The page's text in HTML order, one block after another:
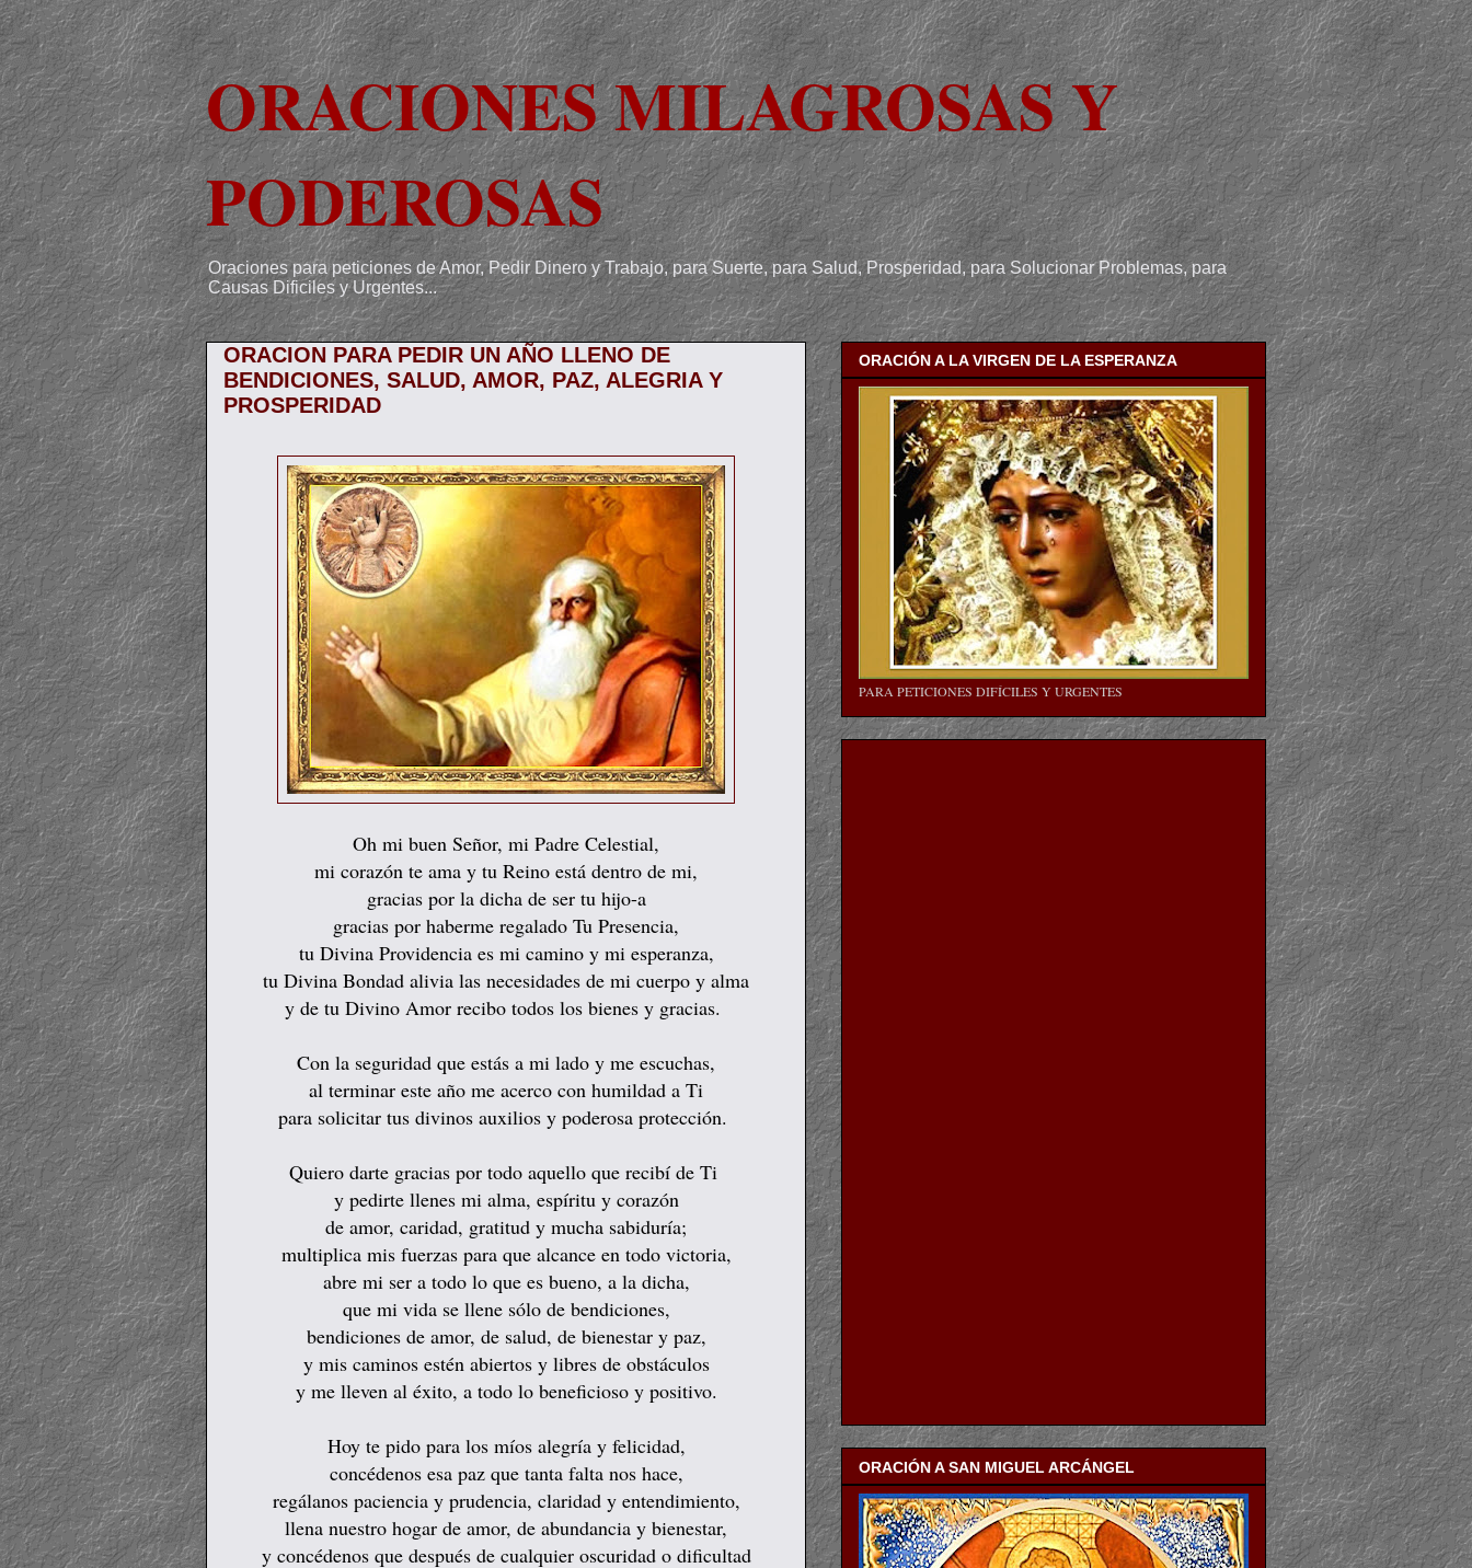
ORACIONES MILAGROSAS Y
PODEROSAS
Oraciones para peticiones de Amor, Pedir Dinero y Trabajo, para Suerte, para Salud, Prosperidad, para Solucionar Problemas, para
Causas Dificiles y Urgentes...
ORACION PARA PEDIR UN AÑO LLENO DE
BENDICIONES, SALUD, AMOR, PAZ, ALEGRIA Y
PROSPERIDAD
Oh mi buen Señor, mi Padre Celestial,
mi corazón te ama y tu Reino está dentro de mi,
gracias por la dicha de ser tu hijo-a
gracias por haberme regalado Tu Presencia,
tu Divina Providencia es mi camino y mi esperanza,
tu Divina Bondad alivia las necesidades de mi cuerpo y alma
y de tu Divino Amor recibo todos los bienes y gracias.
Con la seguridad que estás a mi lado y me escuchas,
al terminar este año me acerco con humildad a Ti
para solicitar tus divinos auxilios y poderosa protección.
Quiero darte gracias por todo aquello que recibí de Ti
y pedirte llenes mi alma, espíritu y corazón
de amor, caridad, gratitud y mucha sabiduría;
multiplica mis fuerzas para que alcance en todo victoria,
abre mi ser a todo lo que es bueno, a la dicha,
que mi vida se llene sólo de bendiciones,
bendiciones de amor, de salud, de bienestar y paz,
y mis caminos estén abiertos y libres de obstáculos
y me lleven al éxito, a todo lo beneficioso y positivo.
Hoy te pido para los míos alegría y felicidad,
concédenos esa paz que tanta falta nos hace,
regálanos paciencia y prudencia, claridad y entendimiento,
llena nuestro hogar de amor, de abundancia y bienestar,
y concédenos que después de cualquier oscuridad o dificultad
ORACIÓN A LA VIRGEN DE LA ESPERANZA
PARA PETICIONES DIFÍCILES Y URGENTES
ORACIÓN A SAN MIGUEL ARCÁNGEL